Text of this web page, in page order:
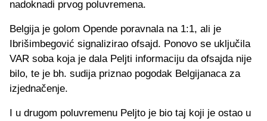
nadoknadi prvog poluvremena.
Belgija je golom Opende poravnala na 1:1, ali je
Ibrišimbegović signalizirao ofsajd. Ponovo se uključila
VAR soba koja je dala Peljti informaciju da ofsajda nije
bilo, te je bh. sudija priznao pogodak Belgijanaca za
izjednačenje.
I u drugom poluvremenu Peljto je bio taj koji je ostao u